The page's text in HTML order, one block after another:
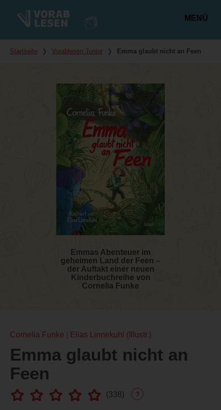
MENÜ
Du bist hier
Startseite ❭ Vorablesen Junior ❭ Emma glaubt nicht an Feen
Emmas Abenteuer im
geheimen Land der Feen –
der Auftakt einer neuen
Kinderbuchreihe von
Cornelia Funke
Cornelia Funke Elias Linnekuhl (Illustr.)
Emma glaubt nicht an
Feen
(338) ?